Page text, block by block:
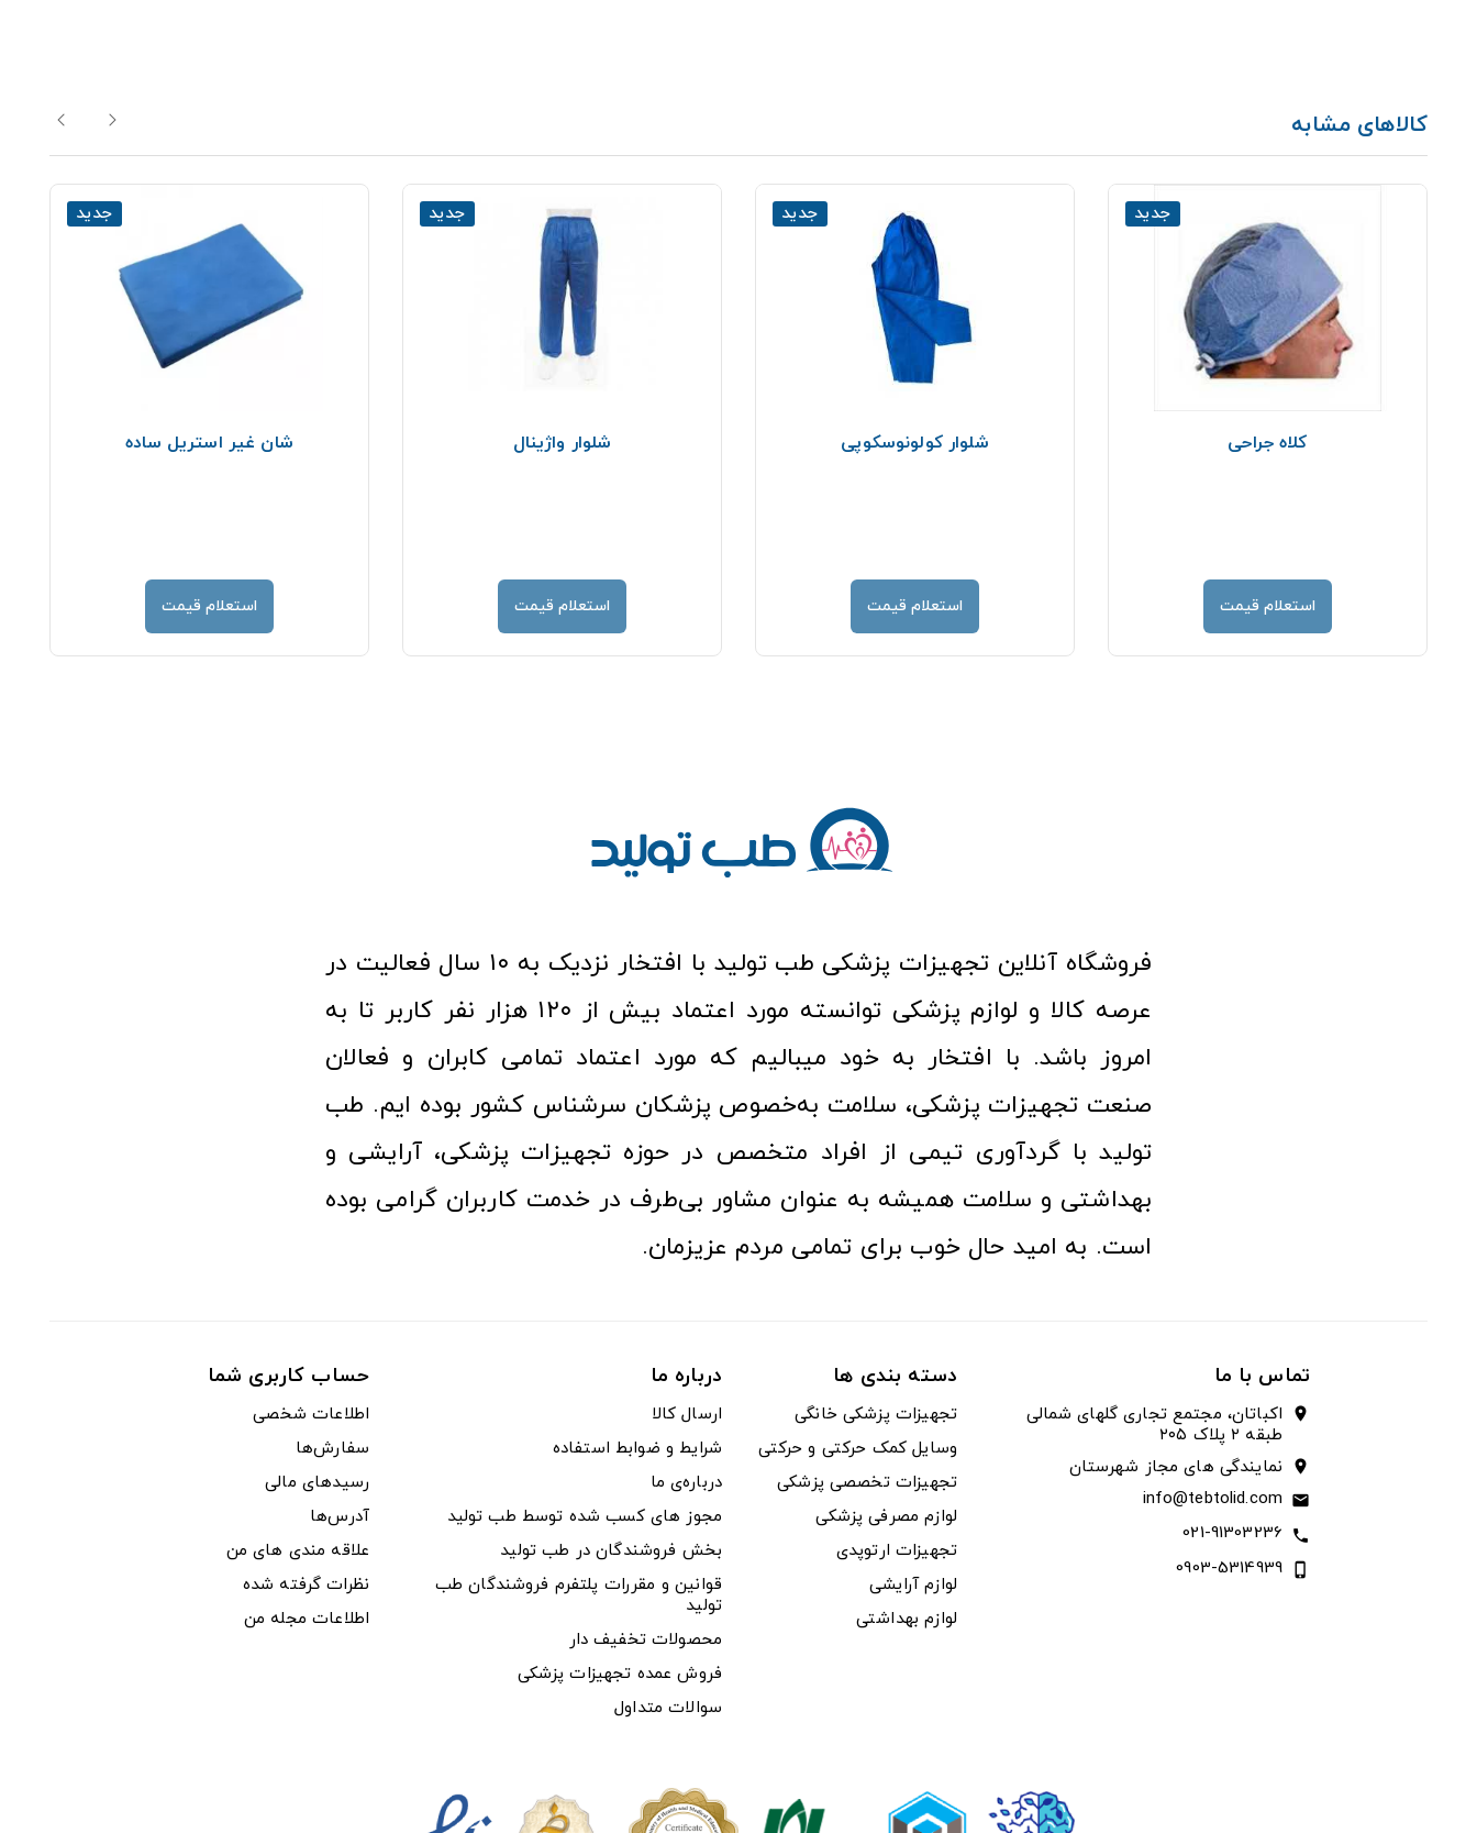
کالاهای مشابه
جدید
کلاه جراحی
استعلام قیمت
جدید
شلوار کولونوسکوپی
استعلام قیمت
جدید
شلوار واژینال
استعلام قیمت
جدید
شان غیر استریل ساده
استعلام قیمت
فروشگاه آنلاین تجهیزات پزشکی طب تولید با افتخار نزدیک به ۱۰ سال فعالیت در
عرصه کالا و لوازم پزشکی توانسته مورد اعتماد بیش از ۱۲۰ هزار نفر کاربر تا به
امروز باشد. با افتخار به خود میبالیم که مورد اعتماد تمامی کابران و فعالان
صنعت تجهیزات پزشکی، سلامت به‌خصوص پزشکان سرشناس کشور بوده ایم. طب
تولید با گردآوری تیمی از افراد متخصص در حوزه تجهیزات پزشکی، آرایشی و
بهداشتی و سلامت همیشه به عنوان مشاور بی‌طرف در خدمت کاربران گرامی بوده
است. به امید حال خوب برای تمامی مردم عزیزمان.
تماس با ما
location_on
اکباتان، مجتمع تجاری گلهای شمالی
طبقه ۲ پلاک ۲۰۵
location_on نمایندگی های مجاز شهرستان
email
info@tebtolid.com
call
021-91303236
phone_iphone
0903-5314939
دسته بندی ها
تجهیزات پزشکی خانگی
وسایل کمک حرکتی و حرکتی
تجهیزات تخصصی پزشکی
لوازم مصرفی پزشکی
تجهیزات ارتوپدی
لوازم آرایشی
لوازم بهداشتی
درباره ما
ارسال کالا
شرایط و ضوابط استفاده
درباره‌ی ما
مجوز های کسب شده توسط طب تولید
بخش فروشندگان در طب تولید
قوانین و مقررات پلتفرم فروشندگان طب
تولید
محصولات تخفیف دار
فروش عمده تجهیزات پزشکی
سوالات متداول
حساب کاربری شما
اطلاعات شخصی
سفارش‌ها
رسیدهای مالی
آدرس‌ها
علاقه مندی های من
نظرات گرفته شده
اطلاعات مجله من